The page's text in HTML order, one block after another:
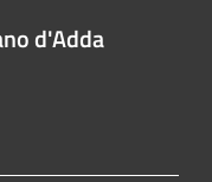
d'Adda